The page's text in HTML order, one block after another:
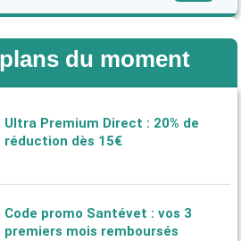
de forme d'un chien ?
de ses races : notre guide
et sa courbe de croissance
de forme du cochon d’Inde ?
hamster
du moment
Ultra Premium Direct : 20% de
réduction dès 15€
Code promo Santévet : vos 3
premiers mois remboursés